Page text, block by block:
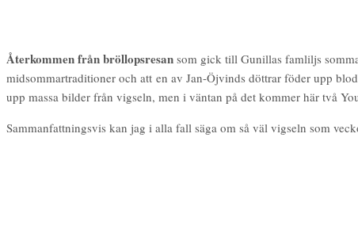
Återkommen från bröllopsresan som gick till Gunillas famliljs
midsommartraditioner och att en av Jan-Öjvinds döttrar föder upp
upp massa bilder från vigseln, men i väntan på det kommer här två
Sammanfattningsvis kan jag i alla fall säga om så väl vigseln som